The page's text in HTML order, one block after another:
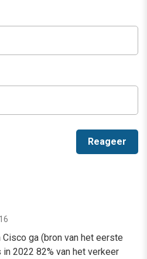
ga (bron van het eerste
2022 82% van het verkeer